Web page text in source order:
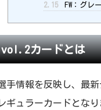
2.15 FW：グレ
カードとは
手情報を反映し、最
ギュラーカードとなり